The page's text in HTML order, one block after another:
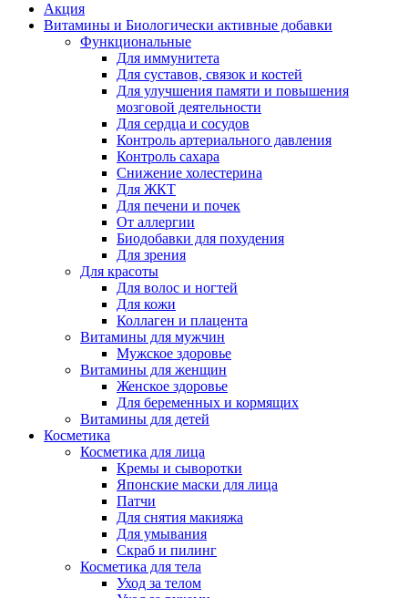
Акция
Витамины и Биологически активные добавки
Функциональные
Для иммунитета
Для суставов, связок и костей
Для улучшения памяти и повышения
мозговой деятельности
Для сердца и сосудов
Контроль артериального давления
Контроль сахара
Снижение холестерина
Для ЖКТ
Для печени и почек
От аллергии
Биодобавки для похудения
Для зрения
Для красоты
Для волос и ногтей
Для кожи
Коллаген и плацента
Витамины для мужчин
Мужское здоровье
Витамины для женщин
Женское здоровье
Для беременных и кормящих
Витамины для детей
Косметика
Косметика для лица
Кремы и сыворотки
Японские маски для лица
Патчи
Для снятия макияжа
Для умывания
Скраб и пилинг
Косметика для тела
Уход за телом